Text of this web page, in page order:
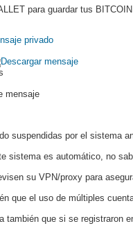
para guardar tus
mensaje
suspendidas por el sistema
sistema es automático, no
su VPN/proxy para
que el uso de múltiples
también que si se registraron